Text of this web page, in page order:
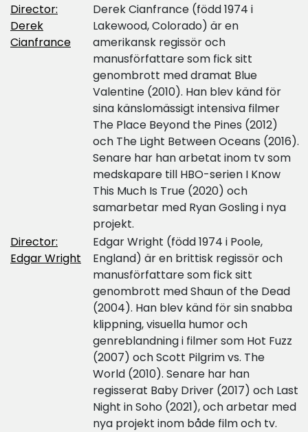
Director:
Derek
Cianfrance
Derek Cianfrance (född 1974 i
Lakewood, Colorado) är en
amerikansk regissör och
manusförfattare som fick sitt
genombrott med dramat Blue
Valentine (2010). Han blev känd för
sina känslomässigt intensiva filmer
The Place Beyond the Pines (2012)
och The Light Between Oceans (2016).
Senare har han arbetat inom tv som
medskapare till HBO-serien I Know
This Much Is True (2020) och
samarbetar med Ryan Gosling i nya
projekt.
Director:
Edgar Wright
Edgar Wright (född 1974 i Poole,
England) är en brittisk regissör och
manusförfattare som fick sitt
genombrott med Shaun of the Dead
(2004). Han blev känd för sin snabba
klippning, visuella humor och
genreblandning i filmer som Hot Fuzz
(2007) och Scott Pilgrim vs. The
World (2010). Senare har han
regisserat Baby Driver (2017) och Last
Night in Soho (2021), och arbetar med
nya projekt inom både film och tv.